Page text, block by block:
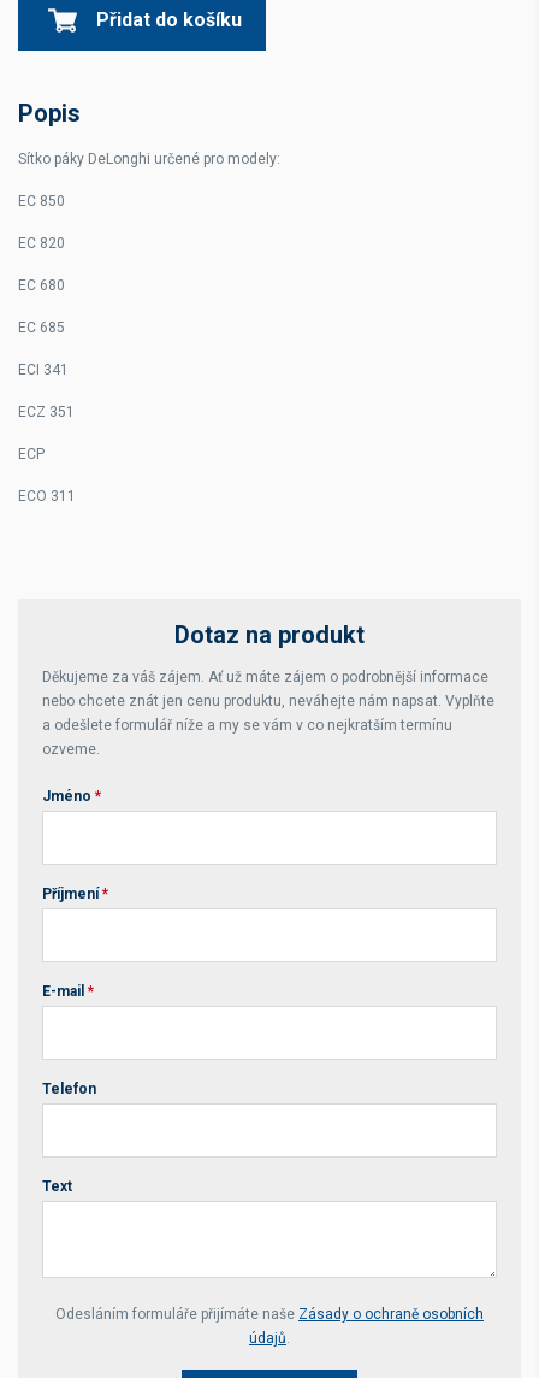
Přidat do košíku
Popis
Sítko páky DeLonghi určené pro modely:
EC 850
EC 820
EC 680
EC 685
ECI 341
ECZ 351
ECP
ECO 311
Dotaz na produkt
Děkujeme za váš zájem. Ať už máte zájem o podrobnější informace
nebo chcete znát jen cenu produktu, neváhejte nám napsat. Vyplňte
a odešlete formulář níže a my se vám v co nejkratším termínu
ozveme.
Jméno *
Příjmení *
E-mail *
Telefon
Text
Your website *
Odesláním formuláře přijímáte naše Zásady o ochraně osobních
údajů.